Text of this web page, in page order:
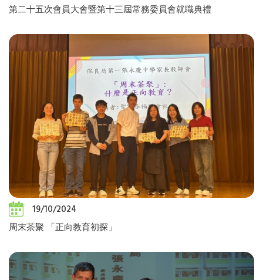
第二十五次會員大會暨第十三屆常務委員會就職典禮
19/10/2024
周末茶聚 「正向教育初探」